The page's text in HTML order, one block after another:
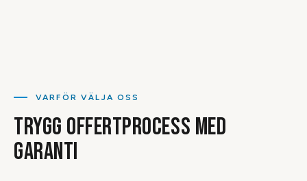
VARFÖR VÄLJA OSS
TRYGG OFFERTPROCESS MED
GARANTI